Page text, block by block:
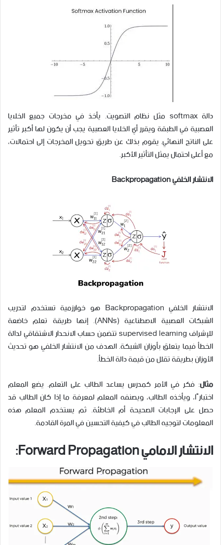
دالة softmax مثل نظام التصويت. يأخذ في مخرجات جميع الخلايا
العصبية في الطبقة ويقرر أي الخلايا العصبية يجب أن يكون لها أكبر تأثير
على الناتج النهائي. يقوم بذلك عن طريق تحويل المخرجات إلى احتمالات،
مع أعلى احتمال يمثل التأثير الأكبر.
الانتشار الخلفي Backpropagation
الانتشار الخلفي Backpropagation هو خوارزمية تستخدم لتدريب
الشبكات العصبية الاصطناعية (ANNs). إنها طريقة تعلم خاضعة
للإشراف supervised learning تتضمن حساب الانحدار الاشتقاقي لدالة
الخطأ فيما يتعلق بأوزان الشبكة. الهدف من الانتشار الخلفي هو تحديث
الأوزان بطريقة تقلل من قيمة دالة الخطأ.
مثال: فكر في الأمر كمدرس يساعد الطالب على التعلم. يضع المعلم
اختبارًا، ويأخذه الطالب، ويصنفه المعلم لمعرفة ما إذا كان الطالب قد
حصل على الإجابات الصحيحة أم الخاطئة. ثم يستخدم المعلم هذه
المعلومات لتوجيه الطالب في كيفية التحسين في المرة القادمة.
الانتشار الامامي Forward Propagation: